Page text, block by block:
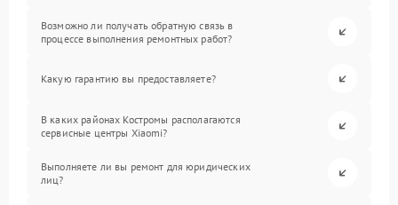
Возможно ли получать обратную связь в
процессе выполнения ремонтных работ?
Какую гарантию вы предоставляете?
В каких районах Костромы располагаются
сервисные центры Xiaomi?
Выполняете ли вы ремонт для юридических
лиц?